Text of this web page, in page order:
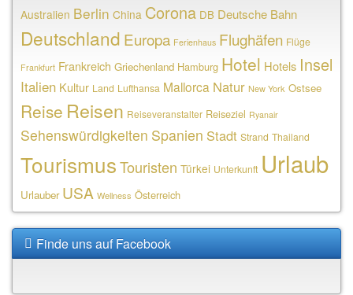
Australien Berlin China Corona DB Deutsche Bahn
Deutschland Europa Ferienhaus Flughäfen Flüge
Frankfurt Frankreich Griechenland Hamburg Hotel Hotels Insel
Italien Kultur Land Lufthansa Mallorca Natur New York Ostsee
Reise Reisen Reiseveranstalter Reiseziel Ryanair
Sehenswürdigkeiten Spanien Stadt Strand Thailand
TourismusTouristen Türkei Unterkunft Urlaub
Urlauber USA Wellness Österreich
Finde uns auf Facebook